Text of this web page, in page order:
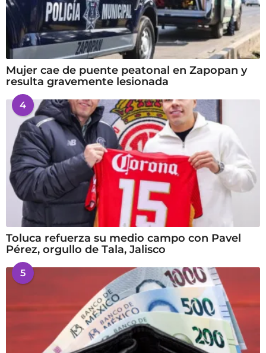
Mujer cae de puente peatonal en Zapopan y
resulta gravemente lesionada
4
Toluca refuerza su medio campo con Pavel
Pérez, orgullo de Tala, Jalisco
5